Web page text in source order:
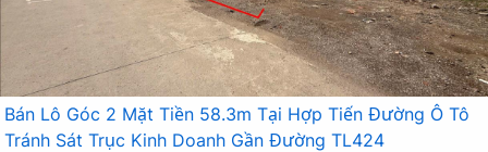
Bán Lô Góc 2 Mặt Tiền 58.3m Tại Hợp Tiến Đường Ô Tô
Tránh Sát Trục Kinh Doanh Gần Đường TL424